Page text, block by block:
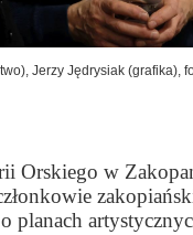
Jerzy Jędrysiak (grafika),
Orskiego w
planach